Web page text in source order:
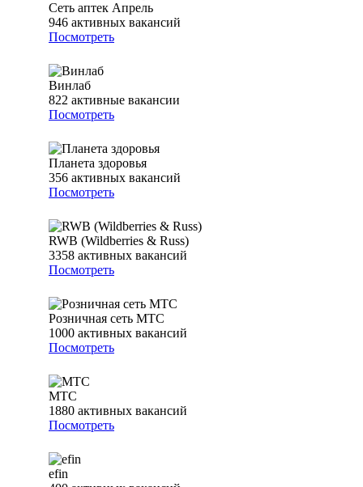
Сеть аптек Апрель
946 активных вакансий
Посмотреть
Винлаб
822 активные вакансии
Посмотреть
Планета здоровья
356 активных вакансий
Посмотреть
RWB (Wildberries & Russ)
3358 активных вакансий
Посмотреть
Розничная сеть МТС
1000 активных вакансий
Посмотреть
МТС
1880 активных вакансий
Посмотреть
efin